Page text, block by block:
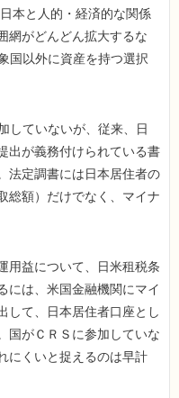
本と人的・経済的な関係
網がどんどん拡大するな
国以外に資産を持つ選択
していないが、従来、日
出が義務付けられている書
法定調書には日本居住者の
総額）だけでなく、マイナ
用益について、日米租税条
には、米国金融機関にマイ
して、日本居住者口座とし
国がＣＲＳに参加していな
にくいと捉えるのは早計